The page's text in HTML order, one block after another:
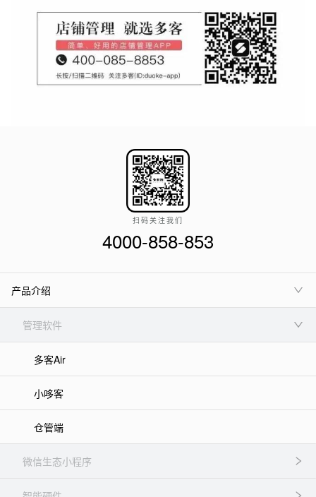
扫码关注我们
4000-858-853
产品介绍
管理软件
多客Air
小哆客
仓管端
微信生态小程序